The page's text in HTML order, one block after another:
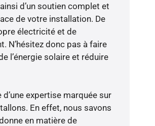
d’un soutien complet et
de votre installation. De
électricité et de
N’hésitez donc pas à faire
l’énergie solaire et réduire
expertise marquée sur
En effet, nous savons
en matière de